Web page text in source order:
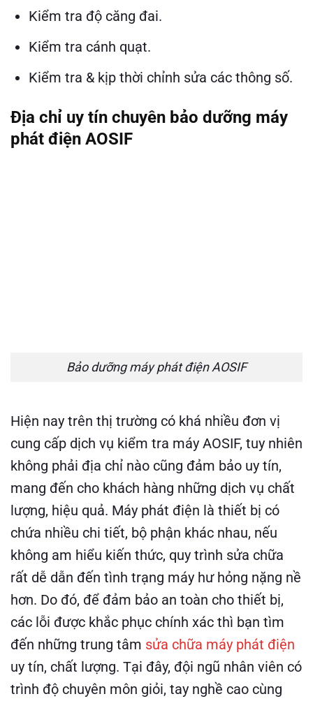
Kiểm tra độ căng đai.
Kiểm tra cánh quạt.
Kiểm tra & kịp thời chỉnh sửa các thông số.
Địa chỉ uy tín chuyên bảo dưỡng máy
phát điện AOSIF
Bảo dưỡng máy phát điện AOSIF
Hiện nay trên thị trường có khá nhiều đơn vị
cung cấp dịch vụ kiểm tra máy AOSIF, tuy nhiên
không phải địa chỉ nào cũng đảm bảo uy tín,
mang đến cho khách hàng những dịch vụ chất
lượng, hiệu quả. Máy phát điện là thiết bị có
chứa nhiều chi tiết, bộ phận khác nhau, nếu
không am hiểu kiến thức, quy trình sửa chữa
rất dễ dẫn đến tình trạng máy hư hỏng nặng nề
hơn. Do đó, để đảm bảo an toàn cho thiết bị,
các lỗi được khắc phục chính xác thì bạn tìm
đến những trung tâm sửa chữa máy phát điện
uy tín, chất lượng. Tại đây, đội ngũ nhân viên có
trình độ chuyên môn giỏi, tay nghề cao cùng